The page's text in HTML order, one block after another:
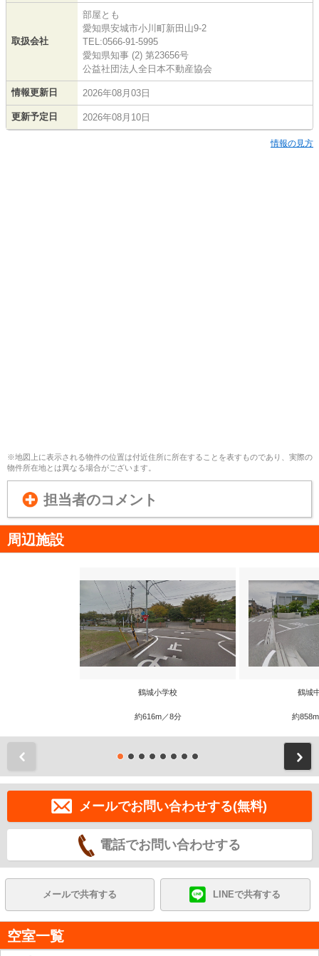
取扱会社
部屋とも
愛知県安城市小川町新田山9-2
TEL:0566-91-5995
愛知県知事 (2) 第23656号
公益社団法人全日本不動産協会
情報更新日 2026年08月03日
更新予定日 2026年08月10日
情報の見方
※地図上に表示される物件の位置は付近住所に所在することを表すものであり、実際の
物件所在地とは異なる場合がございます。
担当者のコメント
周辺施設
鶴城小学校
約616m／8分
鶴城
約
メールでお問い合わせする(無料)
電話でお問い合わせする
メールで共有する LINEで共有する
空室一覧